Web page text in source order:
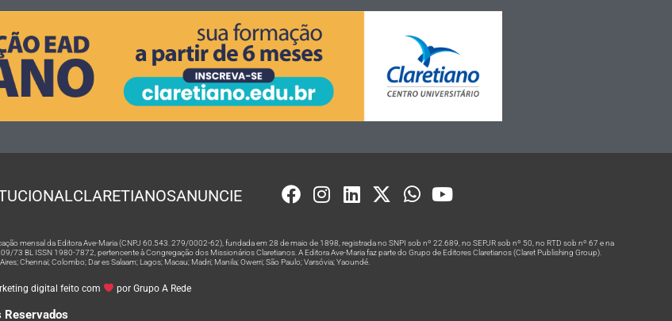
CLARETIANOSANUNCIE
mensal da Editora Ave-Maria (CNPJ 60.543. 279/0002-62), fundada em 28 de maio de 1898, registrada no SNPI sob nº 22.689, no SEPJR sob nº 50, no RTD sob nº 67 e na
73 BL ISSN 1980-7872, pertencente à Congregação dos Missionários Claretianos. A Editora Ave-Maria faz parte do Grupo de Editores Claretianos (Claret Publishing Group).
Chennai; Colombo; Dar es Salaam; Lagos; Macau; Madri; Manila; Owerri; São Paulo; Varsóvia; Yaoundé.
digital feito com por Grupo A Rede